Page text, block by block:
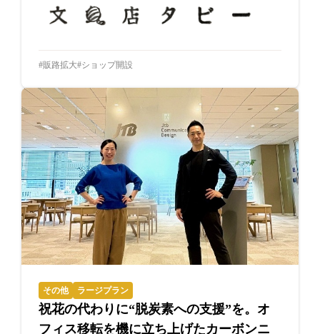
販路拡大 ショップ開設
その他 ラージプラン
祝花の代わりに“脱炭素への支援”を。オ
フィス移転を機に立ち上げたカーボンニ